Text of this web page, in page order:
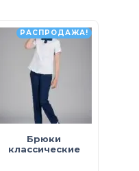
РАСПРОДАЖА!
Брюки
классические